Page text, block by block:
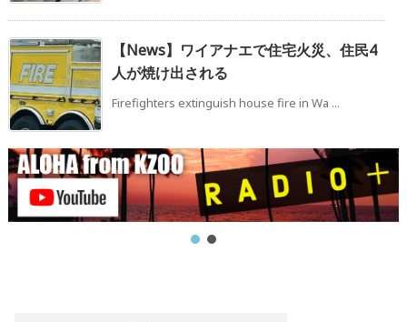
【News】ワイアナエで住宅火災、住民4
人が焼け出される
Firefighters extinguish house fire in Wa ...